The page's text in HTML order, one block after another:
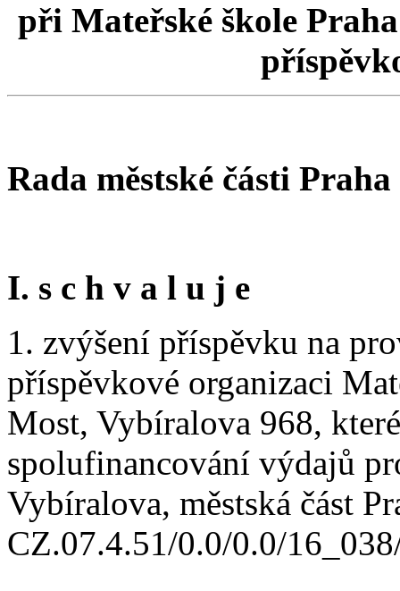
při Mateřské škole
Rada městské části Praha
I. s c h v a l u j e
1. zvýšení příspěvku na
příspěvkové organizaci
Most, Vybíralova 968,
spolufinancování výdajů
Vybíralova, městská část
CZ.07.4.51/0.0/0.0/